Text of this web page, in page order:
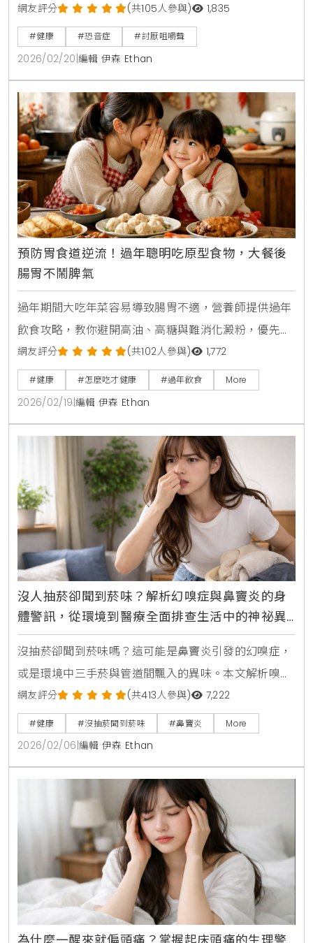
音症的成因、常見觸發音，並對比其與聽覺過敏的差
異，提供科學的改善建議與治療方向，幫助您找回平靜
的生活節奏。
網友評分 (共105人參與) 1,835
#健康 #恐音症 #討厭咀嚼聲
2026/02/20 編輯 伊森 Ethan
預防胃食道逆流！過年聰明吃原型食物，大餐後
腸胃不鬧脾氣
過年期間大吃年菜容易導致腸胃不適，營養師提供過年
飲食攻略，教你避開高油、高糖與難消化澱粉，優先選
擇原型食物並控制份量。掌握正確的飲食原則與食材替
代方案，預防消化不良與胃食道逆流，讓你健康過好
年。
網友評分 (共102人參與) 1,772
#健康 #怎麼吃才健康 #過年飲食 More
2026/02/19 編輯 伊森 Ethan
沒人抽菸卻聞到菸味？解析幻嗅症與鼻竇炎的身
體警訊，從環境到醫療全面排查生活中的神祕異
味來源
沒抽菸卻聞到菸味嗎？這可能是鼻竇炎引發的幻嗅症，
或是環境中三手菸與管道間飄入的異味。本文解析嗅覺
異常的原因與排查方法，教您檢查排水孔與清潔家具，
並提醒若症狀持續應儘早就醫，找回清新的呼吸體驗。
網友評分 (共413人參與) 7,222
#健康 #沒抽菸聞到菸味 #鼻竇炎 More
2026/02/06 編輯 伊森 Ethan